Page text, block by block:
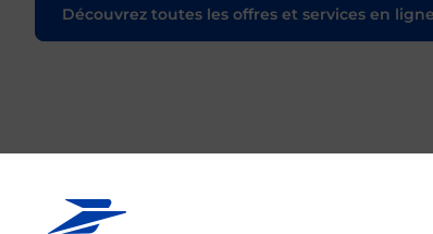
Découvrez toutes les offres et services en